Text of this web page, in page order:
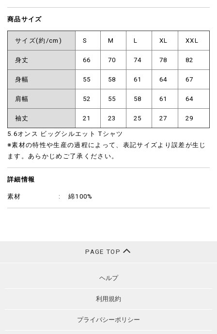
商品サイズ
サイズ(約/cm) S M L XL XXL
身丈 66 70 74 78 82
身幅 55 58 61 64 67
肩幅 52 55 58 61 64
袖丈 21 23 25 27 29
5.6オンス ビッグシルエット Tシャツ
※素材の特性や生産の過程によって、表記サイズより誤差が生じ
ます。あらかじめご了承ください。
詳細情報
素材 綿100%
PAGE TOP
ヘルプ
利用規約
プライバシーポリシー